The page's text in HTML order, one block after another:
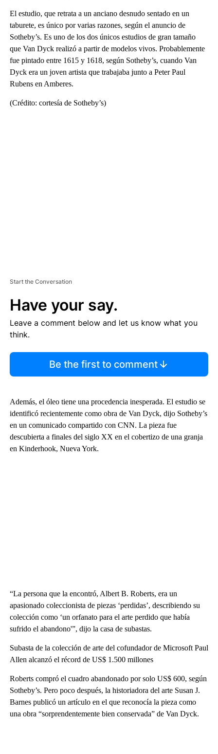
El estudio, que retrata a un anciano desnudo sentado en un
taburete, es único por varias razones, según el anuncio de
Sotheby’s. Es uno de los dos únicos estudios de gran tamaño
que Van Dyck realizó a partir de modelos vivos. Probablemente
fue pintado entre 1615 y 1618, según Sotheby’s, cuando Van
Dyck era un joven artista que trabajaba junto a Peter Paul
Rubens en Amberes.
(Crédito: cortesía de Sotheby’s)
Start the Conversation
Have your say.
Leave a comment below and let us know what you
think.
Be the first to comment
Además, el óleo tiene una procedencia inesperada. El estudio se
identificó recientemente como obra de Van Dyck, dijo Sotheby’s
en un comunicado compartido con CNN. La pieza fue
descubierta a finales del siglo XX en el cobertizo de una granja
en Kinderhook, Nueva York.
“La persona que la encontró, Albert B. Roberts, era un
apasionado coleccionista de piezas ‘perdidas’, describiendo su
colección como ‘un orfanato para el arte perdido que había
sufrido el abandono'”, dijo la casa de subastas.
Subasta de la colección de arte del cofundador de Microsoft Paul
Allen alcanzó el récord de US$ 1.500 millones
Roberts compró el cuadro abandonado por solo US$ 600, según
Sotheby’s. Pero poco después, la historiadora del arte Susan J.
Barnes publicó un artículo en el que reconocía la pieza como
una obra “sorprendentemente bien conservada” de Van Dyck.